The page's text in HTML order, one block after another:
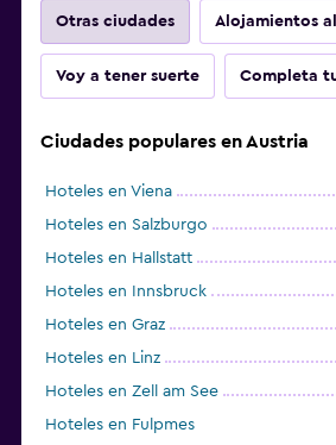
Otras ciudades Alojamientos
Voy a tener suerte Completa
Ciudades populares en Austria
Hoteles en Viena
Hoteles en Salzburgo
Hoteles en Hallstatt
Hoteles en Innsbruck
Hoteles en Graz
Hoteles en Linz
Hoteles en Zell am See
Hoteles en Fulpmes